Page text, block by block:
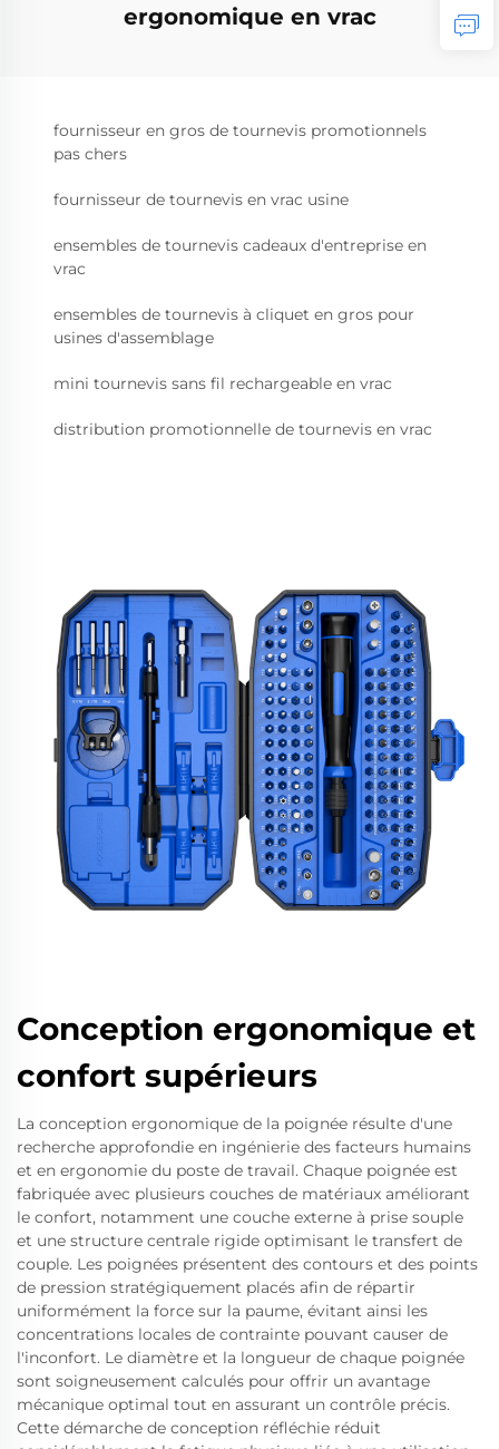
ergonomique en vrac
fournisseur en gros de tournevis promotionnels
pas chers
fournisseur de tournevis en vrac usine
ensembles de tournevis cadeaux d'entreprise en
vrac
ensembles de tournevis à cliquet en gros pour
usines d'assemblage
mini tournevis sans fil rechargeable en vrac
distribution promotionnelle de tournevis en vrac
Conception ergonomique et
confort supérieurs
La conception ergonomique de la poignée résulte d'une
recherche approfondie en ingénierie des facteurs humains
et en ergonomie du poste de travail. Chaque poignée est
fabriquée avec plusieurs couches de matériaux améliorant
le confort, notamment une couche externe à prise souple
et une structure centrale rigide optimisant le transfert de
couple. Les poignées présentent des contours et des points
de pression stratégiquement placés afin de répartir
uniformément la force sur la paume, évitant ainsi les
concentrations locales de contrainte pouvant causer de
l'inconfort. Le diamètre et la longueur de chaque poignée
sont soigneusement calculés pour offrir un avantage
mécanique optimal tout en assurant un contrôle précis.
Cette démarche de conception réfléchie réduit